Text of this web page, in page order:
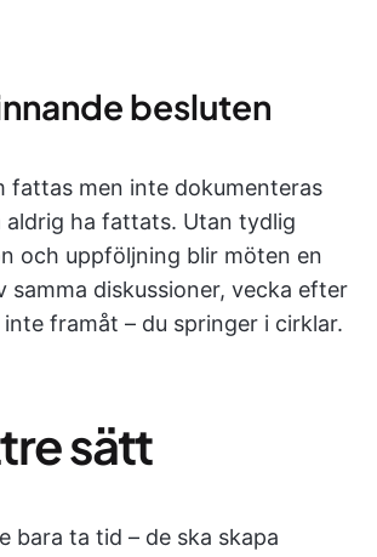
besluten
fattas men inte dokumenteras
aldrig ha fattats. Utan tydlig
och uppföljning blir möten en
samma diskussioner, vecka efter
framåt – du springer i cirklar.
sätt
bara ta tid – de ska skapa